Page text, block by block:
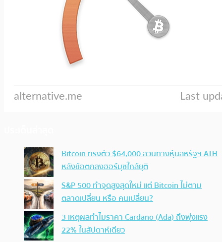
Bitcoin ทรงตัว $64,000 สวนทางหุ้นสหรัฐฯ ATH
หลังข้อตกลงฮอร์มุซใกล้ยุติ
S&P 500 ทำจุดสูงสุดใหม่ แต่ Bitcoin ไม่ตาม
ตลาดเปลี่ยน หรือ คนเปลี่ยน?
3 เหตุผลทำไมราคา Cardano (Ada) ถึงพุ่งแรง
22% ในสัปดาห์เดียว